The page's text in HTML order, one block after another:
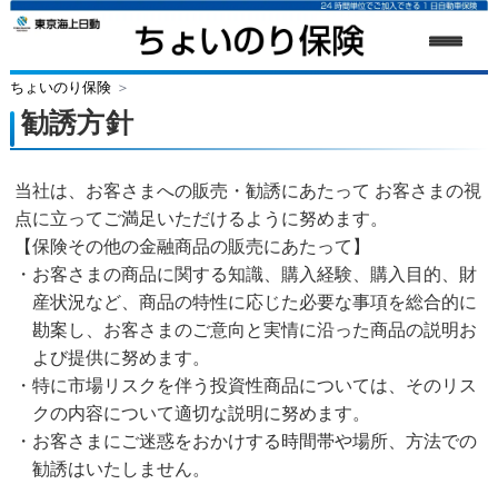
ちょいのり保険＞
勧誘方針
当社は、お客さまへの販売・勧誘にあたって お客さまの視
点に立ってご満足いただけるように努めます。
【保険その他の金融商品の販売にあたって】
お客さまの商品に関する知識、購入経験、購入目的、財
産状況など、商品の特性に応じた必要な事項を総合的に
勘案し、お客さまのご意向と実情に沿った商品の説明お
よび提供に努めます。
特に市場リスクを伴う投資性商品については、そのリス
クの内容について適切な説明に努めます。
お客さまにご迷惑をおかけする時間帯や場所、方法での
勧誘はいたしません。